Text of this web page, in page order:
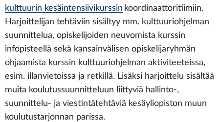
kulttuurin kesäintensiivikurssin koordinaattoritiimiin.
Harjoittelijan tehtäviin sisältyy mm. kulttuuriohjelman
suunnittelua, opiskelijoiden neuvomista kurssin
infopisteellä sekä kansainvälisen opiskelijaryhmän
ohjaamista kurssin kulttuuriohjelman aktiviteeteissa,
esim. illanvietoissa ja retkillä. Lisäksi harjoittelu sisältää
muita koulutussuunnitteluun liittyviä hallinto-,
suunnittelu- ja viestintätehtäviä kesäyliopiston muun
koulutustarjonnan parissa.